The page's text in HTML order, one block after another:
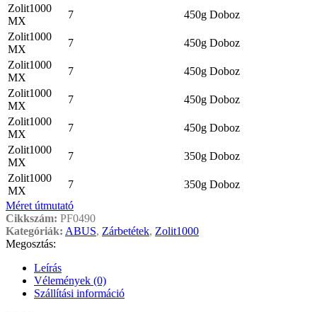
Zolit1000
MX
7 450g Doboz
Zolit1000
MX
7 450g Doboz
Zolit1000
MX
7 450g Doboz
Zolit1000
MX
7 450g Doboz
Zolit1000
MX
7 450g Doboz
Zolit1000
MX
7 350g Doboz
Zolit1000
MX
7 350g Doboz
Méret útmutató
Cikkszám: PF0490
Kategóriák: ABUS, Zárbetétek, Zolit1000
Megosztás:
Leírás
Vélemények (0)
Szállítási információ